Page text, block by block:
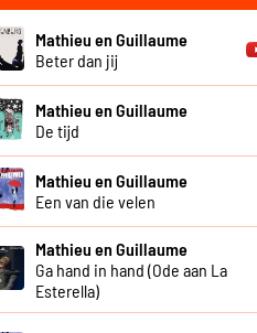
Mathieu en Guillaume
Beter dan jij
Mathieu en Guillaume
De tijd
Mathieu en Guillaume
Een van die velen
Mathieu en Guillaume
Ga hand in hand (Ode aan La
Esterella)